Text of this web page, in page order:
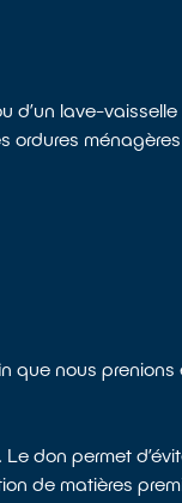
d’un lave-vaisselle
ordures
que nous prenions
don permet
de matières